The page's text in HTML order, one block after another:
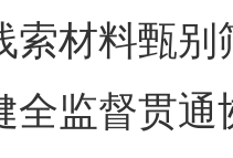
索材料甄
全监督贯